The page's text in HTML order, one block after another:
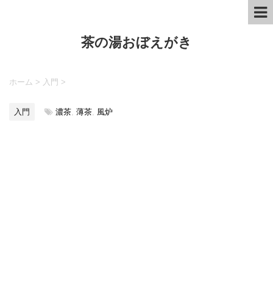
茶の湯おぼえがき
ホーム > 入門 >
入門 濃茶, 薄茶, 風炉